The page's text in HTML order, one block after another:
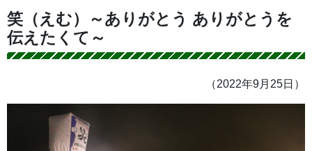
笑（えむ）～ありがとう ありがとうを
伝えたくて～
（2022年9月25日）